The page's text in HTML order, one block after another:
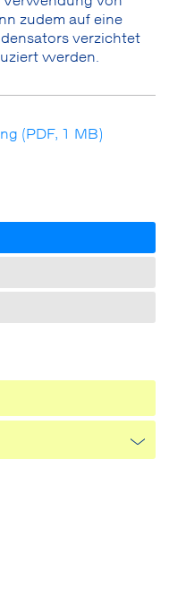
zudem auf eine
verzichtet
werden.
(PDF, 1 MB)